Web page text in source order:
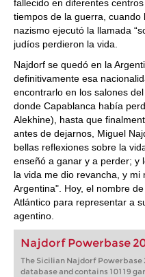
fallecido en diferentes
tiempos de la guerra,
nazismo ejecutó la llamada
judíos perdieron la vida.
Najdorf se quedó en la
definitivamente esa
encontrarlo en los salones
donde Capablanca había
Alekhine), hasta que
antes de dejarnos, Miguel
bellas reflexiones sobre la
enseñó a ganar y a perder; y
la vida me dio revancha, y
Argentina". Hoy, el nombre
Atlántico para representar a
agentino.
Najdorf Powerbase
The Sicilian Najdorf Powerbase
database and contains 10119